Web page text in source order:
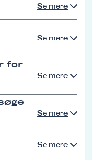
Se mere
Se mere
for
Se mere
Se mere
Se mere